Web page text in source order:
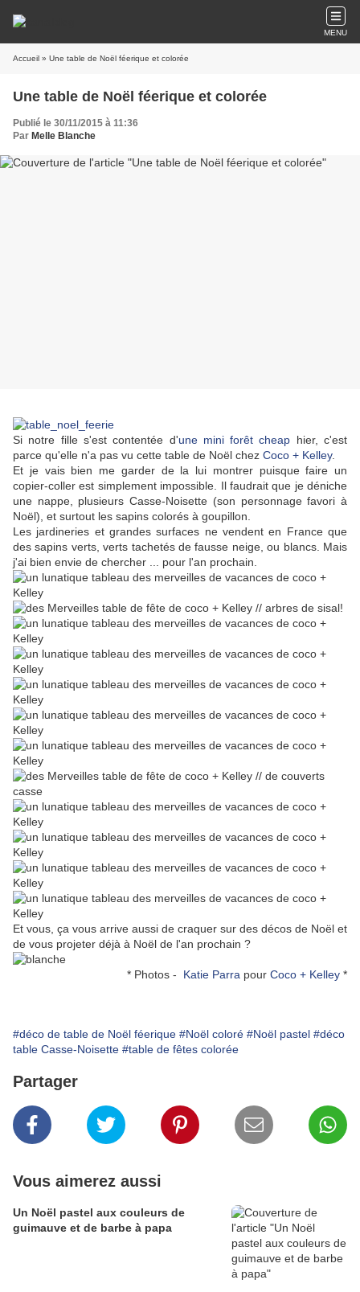
MENU
Accueil » Une table de Noël féerique et colorée
Une table de Noël féerique et colorée
Publié le 30/11/2015 à 11:36
Par Melle Blanche
Si notre fille s'est contentée d'une mini forêt cheap hier, c'est
parce qu'elle n'a pas vu cette table de Noël chez Coco + Kelley.
Et je vais bien me garder de la lui montrer puisque faire un
copier-coller est simplement impossible. Il faudrait que je déniche
une nappe, plusieurs Casse-Noisette (son personnage favori à
Noël), et surtout les sapins colorés à goupillon.
Les jardineries et grandes surfaces ne vendent en France que
des sapins verts, verts tachetés de fausse neige, ou blancs. Mais
j'ai bien envie de chercher ... pour l'an prochain.
Et vous, ça vous arrive aussi de craquer sur des décos de Noël et
de vous projeter déjà à Noël de l'an prochain ?
* Photos - Katie Parra pour Coco + Kelley *
#déco de table de Noël féerique #Noël coloré #Noël pastel #déco
table Casse-Noisette #table de fêtes colorée
Partager
Vous aimerez aussi
Un Noël pastel aux couleurs de
guimauve et de barbe à papa